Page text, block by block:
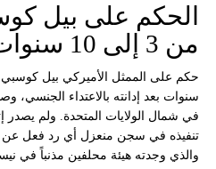
الحكم على بيل
من 3 إلى 10 سنوات
حكم على الممثل الأميركي بيل
سنوات بعد إدانته بالاعتداء الجنسي،
في شمال الولايات المتحدة. ولم يصدر
والذي وجدته هيئة محلفين مذنباً في